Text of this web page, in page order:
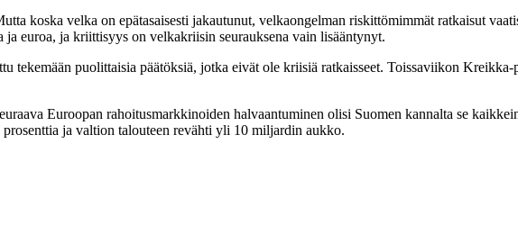
koska velka on epätasaisesti jakautunut, velkaongelman riskittömimmät ratkaisut
euroa, ja kriittisyys on velkakriisin seurauksena vain lisääntynyt.
puolittaisia päätöksiä, jotka eivät ole kriisiä ratkaisseet. Toissaviikon Kreikka-
Euroopan rahoitusmarkkinoiden halvaantuminen olisi Suomen kannalta se
ja valtion talouteen revähti yli 10 miljardin aukko.